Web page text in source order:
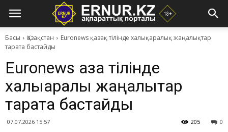
Басы Қазақстан
Euronews қазақ тілінде халықаралық жаңалықтар
тарата бастайды
Euronews қазақ тілінде
халықаралық жаңалықтар
тарата бастайды
07.07.2026 15:57 0
205